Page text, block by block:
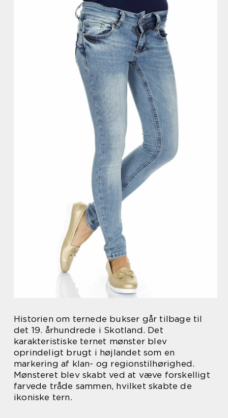
Historien om ternede bukser går tilbage til
det 19. århundrede i Skotland. Det
karakteristiske ternet mønster blev
oprindeligt brugt i højlandet som en
markering af klan- og regionstilhørighed.
Mønsteret blev skabt ved at væve forskelligt
farvede tråde sammen, hvilket skabte de
ikoniske tern.